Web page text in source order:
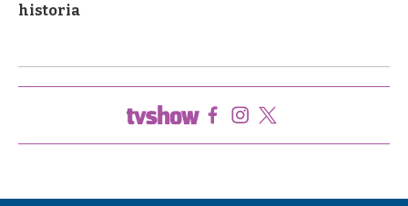
historia